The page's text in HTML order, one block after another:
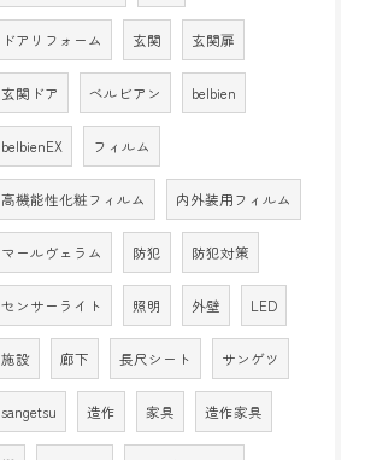
ドアリフォーム 玄関 玄関扉
玄関ドア ベルビアン belbien
belbienEX フィルム
高機能性化粧フィルム 内外装用フィルム
マールヴェラム 防犯 防犯対策
センサーライト 照明 外壁 LED
施設 廊下 長尺シート サンゲツ
sangetsu 造作 家具 造作家具